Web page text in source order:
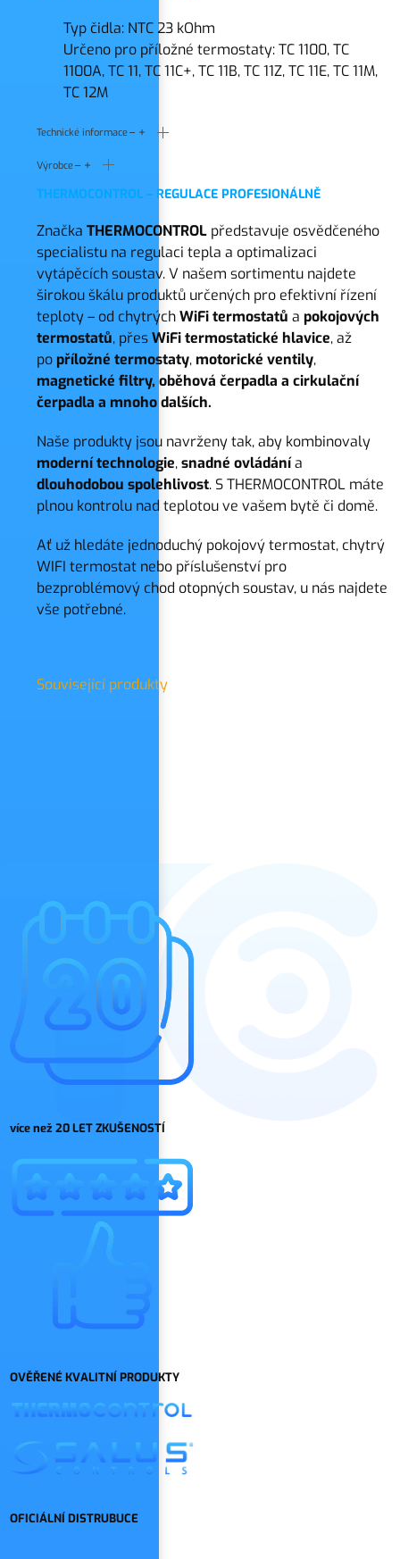
Typ čidla: NTC 23 kOhm
Určeno pro příložné termostaty: TC 1100, TC
1100A, TC 11, TC 11C+, TC 11B, TC 11Z, TC 11E, TC 11M,
TC 12M
Technické informace
Výrobce
THERMOCONTROL – REGULACE PROFESIONÁLNĚ
ZnačkaTHERMOCONTROL představuje osvědčeného
specialistu na regulaci tepla a optimalizaci
vytápěcích soustav. V našem sortimentu najdete
širokou škálu produktů určených pro efektivní řízení
teploty – od chytrýchWiFi termostatů a pokojových
termostatů, přesWiFi termostatické hlavice, až
po příložné termostaty, motorické ventily,
magnetické filtry, oběhová čerpadla a cirkulační
čerpadla a mnoho dalších.
Naše produkty jsou navrženy tak, aby kombinovaly
modernítechnologie,snadné ovládánía
dlouhodobou spolehlivost. S THERMOCONTROL máte
plnou kontrolu nad teplotou ve vašem bytě či domě.
Ať už hledáte jednoduchý pokojový termostat, chytrý
WIFI termostat nebo příslušenství pro
bezproblémový chod otopných soustav, u nás najdete
vše potřebné.
Související produkty
více než 20 LET ZKUŠENOSTÍ
OVĚŘENÉ KVALITNÍ PRODUKTY
OFICIÁLNÍ DISTRUBUCE